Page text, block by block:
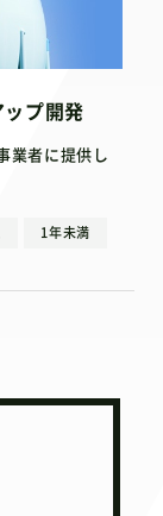
プ開発
業者に提供し
1年未満